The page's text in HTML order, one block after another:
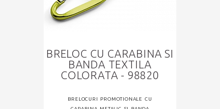
BRELOC CU CARABINA SI
BANDA TEXTILA
COLORATA - 98820
BRELOCURI PROMOTIONALE CU